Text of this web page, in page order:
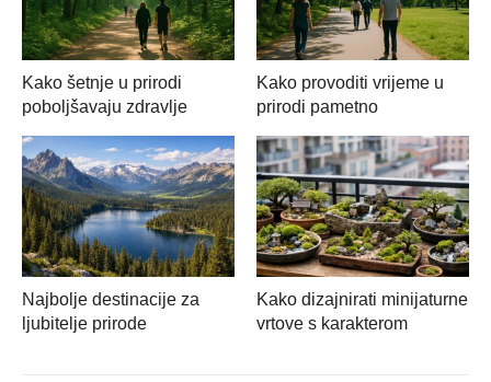
Kako šetnje u prirodi
poboljšavaju zdravlje
Kako provoditi vrijeme u
prirodi pametno
Najbolje destinacije za
ljubitelje prirode
Kako dizajnirati minijaturne
vrtove s karakterom